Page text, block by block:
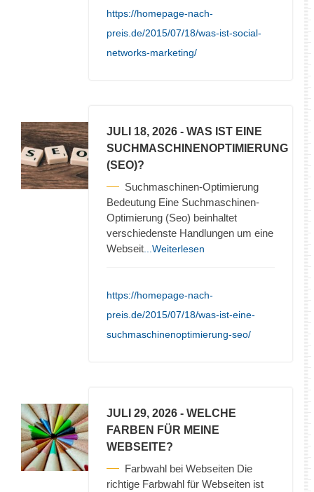
https://homepage-nach-
preis.de/2015/07/18/was-ist-social-
networks-marketing/
JULI 18, 2026 - WAS IST EINE
SUCHMASCHINENOPTIMIERUNG
(SEO)?
Suchmaschinen-Optimierung
Bedeutung Eine Suchmaschinen-
Optimierung (Seo) beinhaltet
verschiedenste Handlungen um eine
Webseit ...Weiterlesen
https://homepage-nach-
preis.de/2015/07/18/was-ist-eine-
suchmaschinenoptimierung-seo/
JULI 29, 2026 - WELCHE
FARBEN FÜR MEINE
WEBSEITE?
Farbwahl bei Webseiten Die
richtige Farbwahl für Webseiten ist